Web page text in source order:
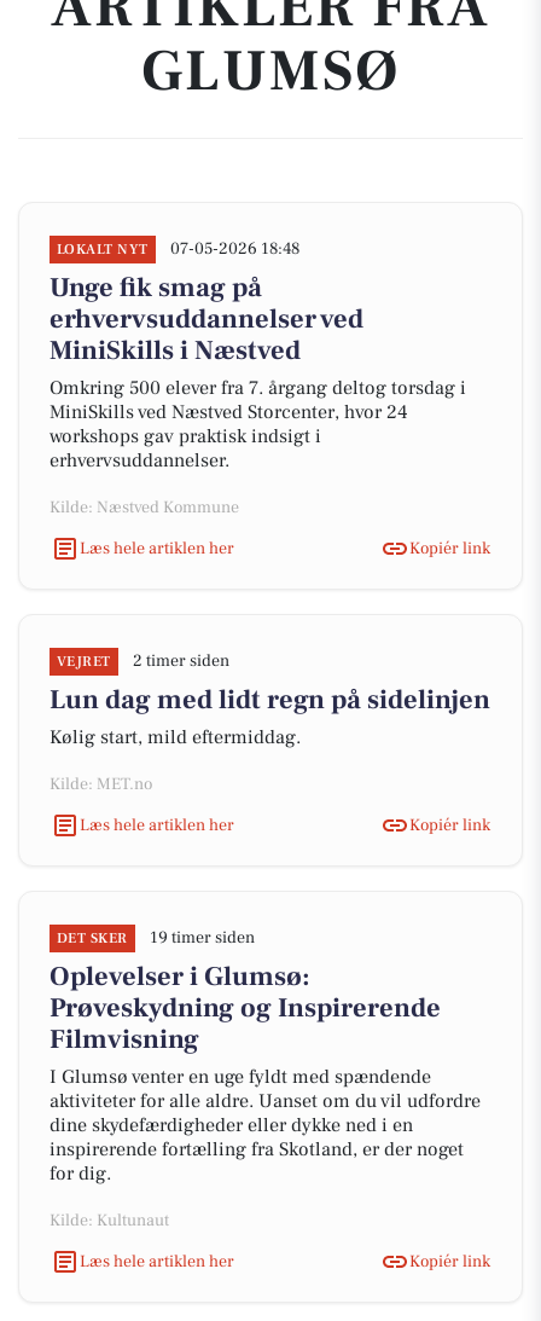
GLUMSØ
LOKALT NYT 07-05-2026 18:48
Unge fik smag på
erhvervsuddannelser ved
MiniSkills i Næstved
Omkring 500 elever fra 7. årgang deltog torsdag i
MiniSkills ved Næstved Storcenter, hvor 24
workshops gav praktisk indsigt i
erhvervsuddannelser.
Kilde: Næstved Kommune
Læs hele artiklen her
Kopiér link
VEJRET 2 timer siden
Lun dag med lidt regn på sidelinjen
Kølig start, mild eftermiddag.
Kilde: MET.no
Læs hele artiklen her
Kopiér link
DET SKER 19 timer siden
Oplevelser i Glumsø:
Prøveskydning og Inspirerende
Filmvisning
I Glumsø venter en uge fyldt med spændende
aktiviteter for alle aldre. Uanset om du vil udfordre
dine skydefærdigheder eller dykke ned i en
inspirerende fortælling fra Skotland, er der noget
for dig.
Kilde: Kultunaut
Læs hele artiklen her
Kopiér link